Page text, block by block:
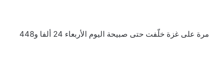
ومنذ 7 أكتوبر/تشرين الأول 2023 يشن الجيش الإسرائيلي حربا مدمرة على غزة خلّفت حتى صبيحة اليوم الأربعاء 24 ألفا و448